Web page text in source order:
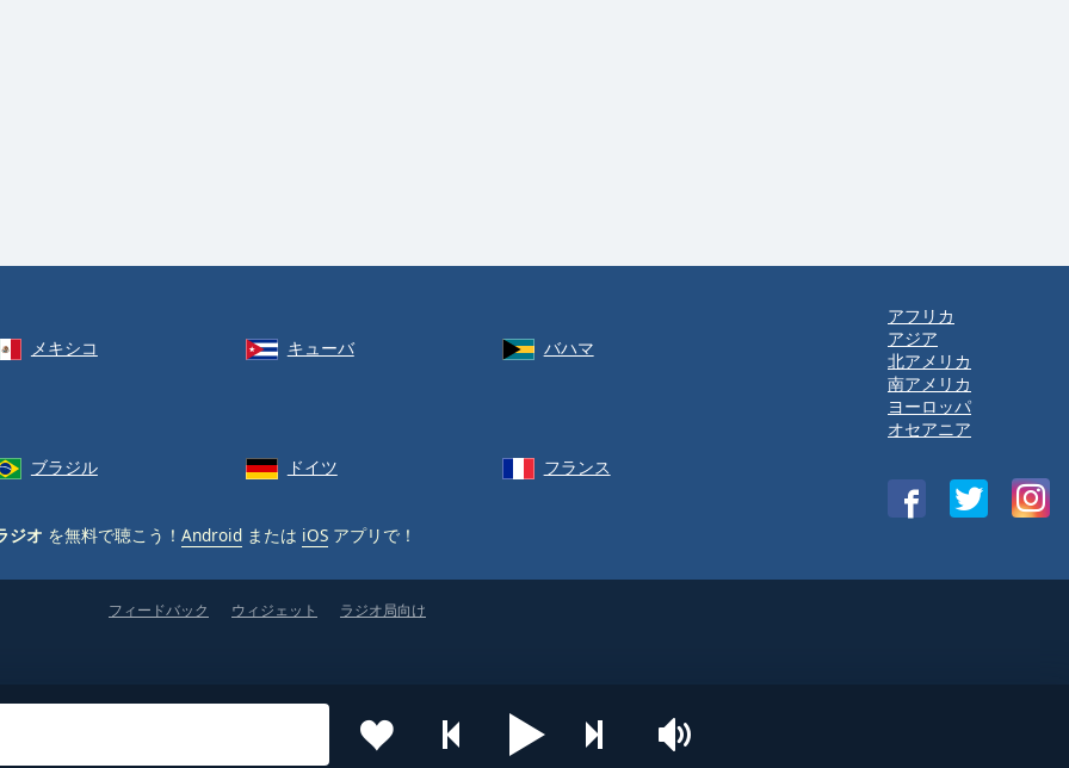
メキシコ キューバ
バハマ
ブラジル ドイツ フランス
ジオ を無料で聴こう！ Android または iOS アプリで！
アフリカ
アジア
北アメリカ
南アメリカ
ヨーロッパ
オセアニア
フィードバック ウィジェット ラジオ局向け